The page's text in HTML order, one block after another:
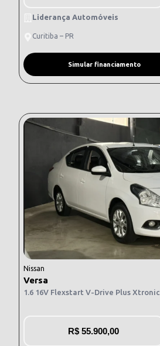
Liderança Automóveis
Curitiba – PR
Simular financiamento
Nissan
Versa
1.6 16V Flexstart V-Drive Plus Xtronic
R$ 55.900,00